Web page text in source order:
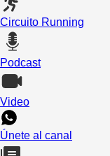
Circuito Running
Podcast
Video
Únete al canal